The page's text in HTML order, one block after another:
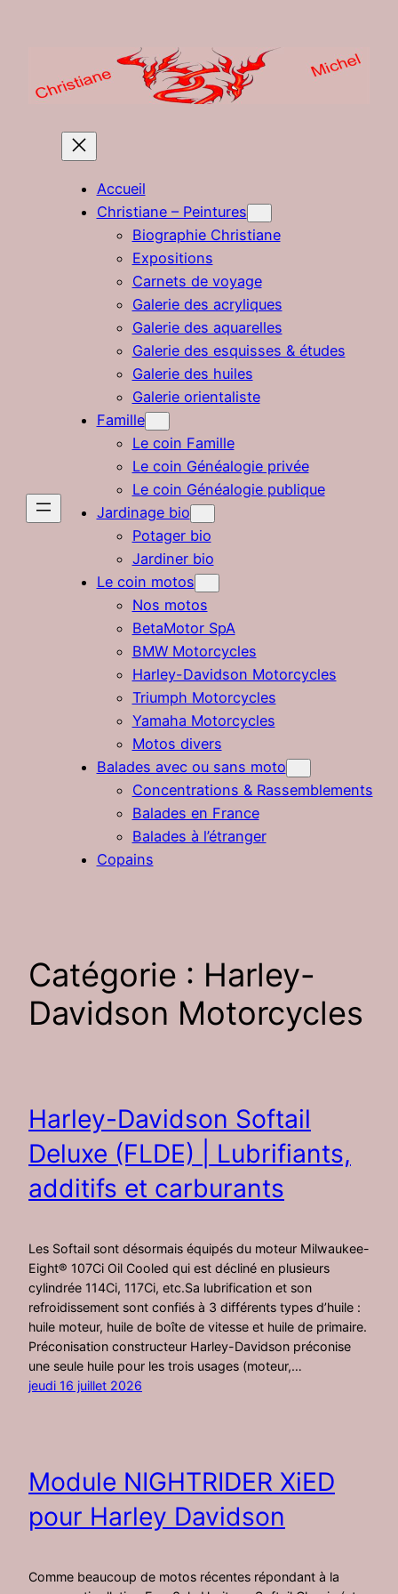
Accueil
Christiane – Peintures
Biographie Christiane
Expositions
Carnets de voyage
Galerie des acryliques
Galerie des aquarelles
Galerie des esquisses & études
Galerie des huiles
Galerie orientaliste
Famille
Le coin Famille
Le coin Généalogie privée
Le coin Généalogie publique
Jardinage bio
Potager bio
Jardiner bio
Le coin motos
Nos motos
BetaMotor SpA
BMW Motorcycles
Harley-Davidson Motorcycles
Triumph Motorcycles
Yamaha Motorcycles
Motos divers
Balades avec ou sans moto
Concentrations & Rassemblements
Balades en France
Balades à l’étranger
Copains
Catégorie : Harley-
Davidson Motorcycles
Harley-Davidson Softail
Deluxe (FLDE) | Lubrifiants,
additifs et carburants
Les Softail sont désormais équipés du moteur Milwaukee-
Eight® 107Ci Oil Cooled qui est décliné en plusieurs
cylindrée 114Ci, 117Ci, etc.Sa lubrification et son
refroidissement sont confiés à 3 différents types d’huile :
huile moteur, huile de boîte de vitesse et huile de primaire.
Préconisation constructeur Harley-Davidson préconise
une seule huile pour les trois usages (moteur,…
jeudi 16 juillet 2026
Module NIGHTRIDER XiED
pour Harley Davidson
Comme beaucoup de motos récentes répondant à la